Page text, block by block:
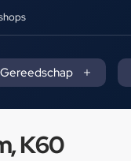
Gereedschap
K60